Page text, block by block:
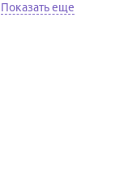
Показать еще